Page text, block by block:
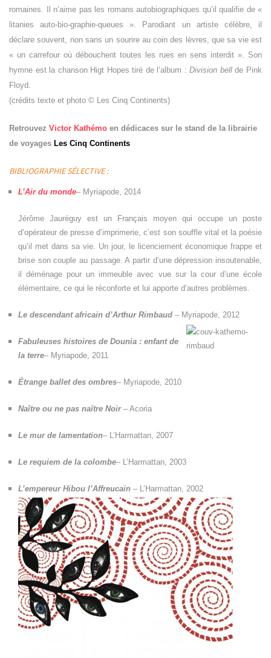
romaines. Il n’aime pas les romans autobiographiques qu’il qualifie de «
litanies auto-bio-graphie-queues ». Parodiant un artiste célèbre, il
déclare souvent, non sans un sourire au coin des lèvres, que sa vie est
« un carrefour où débouchent toutes les rues en sens interdit ». Son
hymne est la chanson Higt Hopes tiré de l’album :Division bellde Pink
Floyd.
(crédits texte et photo © Les Cinq Continents)
Retrouvez Victor Kathémo en dédicaces sur le stand de la librairie
de voyages Les Cinq Continents
BIBLIOGRAPHIE SÉLECTIVE :
L’Air du monde– Myriapode, 2014
Jérôme Jauréguy est un Français moyen qui occupe un poste
d’opérateur de presse d’imprimerie, c’est son souffle vital et la poésie
qu’il met dans sa vie. Un jour, le licenciement économique frappe et
brise son couple au passage. A partir d’une dépression insoutenable,
il déménage pour un immeuble avec vue sur la cour d’une école
élémentaire, ce qui le réconforte et lui apporte d’autres problèmes.
Le descendant africain d’Arthur Rimbaud – Myriapode, 2012
Fabuleuses histoires de Dounia : enfant de
la terre– Myriapode, 2011
Étrange ballet des ombres– Myriapode, 2010
Naître ou ne pas naître Noir – Acoria
Le mur de lamentation– L’Harmattan, 2007
Le requiem de la colombe– L’Harmattan, 2003
L’empereur Hibou l’Affreucain – L’Harmattan, 2002